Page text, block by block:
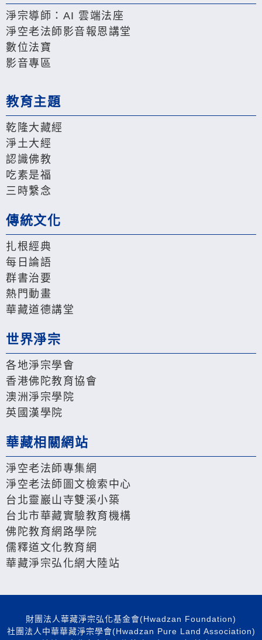
淨宗導師：AI 雲端法座
淨空老法師影音報恩講堂
數位法寶
影音專區
教育主題
乾隆大藏經
淨土大經
認識佛教
吃素是福
三時繫念
傳統文化
扎根經典
每日論語
群書治要
熱門動畫
華藏道德講堂
世界淨宗
各地淨宗學會
香港佛陀教育協會
澳洲淨宗學院
英國漢學院
華藏相關網站
淨空老法師專集網
淨空老法師圖文檢索中心
台北靈巖山寺雙溪小築
台北市華藏實驗教育機構
佛陀教育網路學院
儒釋道文化教育網
華藏淨宗弘化網大陸站
財團法人華藏淨宗弘化基金會(Hwadzan Foundation)
社團法人中華華藏淨宗學會(Hwadzan Pure Land Association)